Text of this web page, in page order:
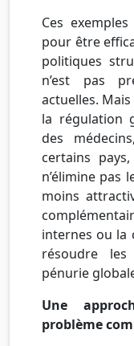
Ces
pour être
politiques
n’est pas
actuelles.
la régulation
des
certains
n’élimine pas
moins
internes ou la
résoudre
pénurie
Une
problème